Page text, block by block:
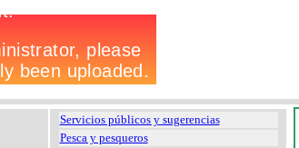
Servicios públicos y sugerencias
Pesca y pesqueros